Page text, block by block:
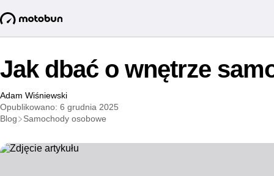
Jak dbać o wnętrze
Adam Wiśniewski
Opublikowano: 6 grudnia 2025
Blog
Samochody osobowe